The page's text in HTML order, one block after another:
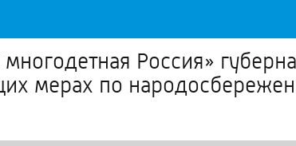
Россия»
мерах по